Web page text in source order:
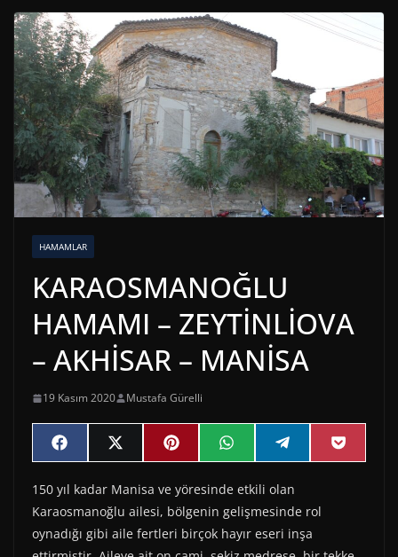
HAMAMLAR
KARAOSMANOĞLU
HAMAMI – ZEYTİNLİOVA
– AKHİSAR – MANİSA
19 Kasım 2020 Mustafa Gürelli
Share
on
F
a
e
b
o
o
k
Share
on
X
(
w
i
t
t
e
Share
on
P
i
t
e
r
e
s
Share
on
W
h
t
s
A
p
p
Share
on
e
e
g
r
a
m
Share
on
P
o
150 yıl kadar Manisa ve yöresinde etkili olan
Karaosmanoğlu ailesi, bölgenin gelişmesinde rol
oynadığı gibi aile fertleri birçok hayır eseri inşa